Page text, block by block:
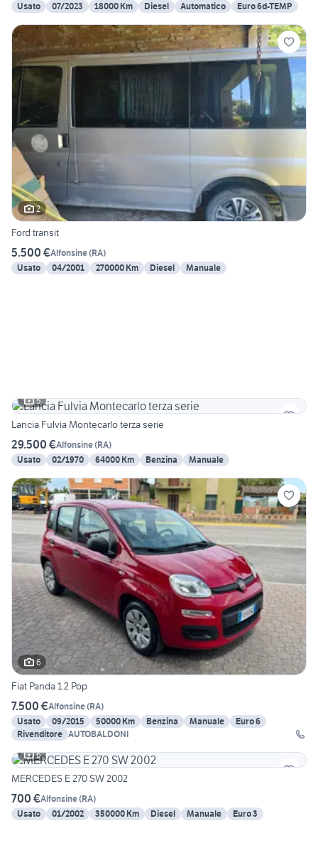
Usato
07/2023 18000 Km Diesel Automatico Euro 6d-TEMP
2
Ford transit
5.500 €Alfonsine(RA)
Usato
04/2001 270000 Km Diesel Manuale
5
Lancia Fulvia Montecarlo terza serie
29.500 €Alfonsine(RA)
Usato
02/1970 64000 Km Benzina Manuale
6
Fiat Panda 1.2 Pop
7.500 €Alfonsine(RA)
Usato
09/2015 50000 Km Benzina Manuale
Euro 6
Rivenditore AUTOBALDONI
6
MERCEDES E 270 SW 2002
700 €Alfonsine(RA)
Usato
01/2002 350000 Km Diesel Manuale Euro 3